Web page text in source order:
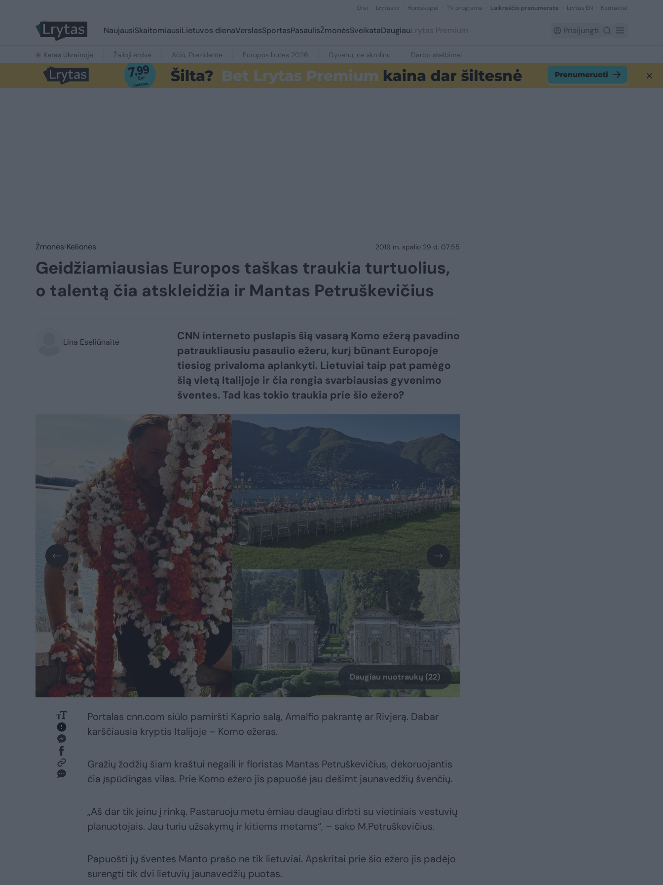
Orai Lrytas.tv Horoskopai TV programa Laikraščio prenumerata Lrytas EN Kontaktai
NaujausiSkaitomiausiLietuvos dienaVerslasSportasPasaulisŽmonėsSveikataDaugiauLrytas Premium Prisijungti
Karas Ukrainoje Žalioji erdvė Ačiū, Prezidente Europos burės 2026 Gyvenu, ne skrolinu Darbo skelbimai
Žmonės Kelionės 2019 m. spalio 29 d. 07:55
Geidžiamiausias Europos taškas traukia turtuolius,
o talentą čia atskleidžia ir Mantas Petruškevičius
Lina Eseliūnaitė
CNN interneto puslapis šią vasarą Komo ežerą pavadino
patraukliausiu pasaulio ežeru, kurį būnant Europoje
tiesiog privaloma aplankyti. Lietuviai taip pat pamėgo
šią vietą Italijoje ir čia rengia svarbiausias gyvenimo
šventes. Tad kas tokio traukia prie šio ežero?
Daugiau nuotraukų (22)
Portalas cnn.com siūlo pamiršti Kaprio salą, Amalfio pakrantę ar Rivjerą. Dabar
karščiausia kryptis Italijoje – Komo ežeras.
Gražių žodžių šiam kraštui negaili ir floristas Mantas Petruškevičius, dekoruojantis
čia įspūdingas vilas. Prie Komo ežero jis papuošė jau dešimt jaunavedžių švenčių.
„Aš dar tik įeinu į rinką. Pastaruoju metu ėmiau daugiau dirbti su vietiniais vestuvių
planuotojais. Jau turiu užsakymų ir kitiems metams“, – sako M.Petruškevičius.
Papuošti jų šventes Manto prašo ne tik lietuviai. Apskritai prie šio ežero jis padėjo
surengti tik dvi lietuvių jaunavedžių puotas.